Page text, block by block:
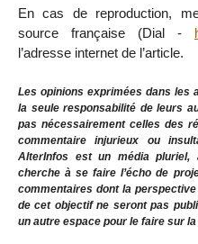
En cas de reproduction,
source française (Dial -
l’adresse internet de l’article.
Les opinions exprimées dans les
la seule responsabilité de leurs
pas nécessairement celles des
commentaire injurieux ou
AlterInfos est un média pluriel,
cherche à se faire l’écho de
commentaires dont la
de cet objectif ne seront pas
un autre espace pour le faire sur